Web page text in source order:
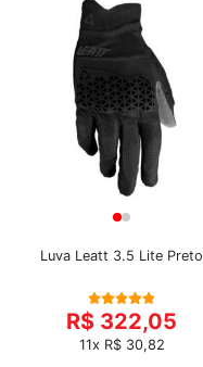
Luva Leatt 3.5 Lite Preto
R$ 322,05
11x R$ 30,82